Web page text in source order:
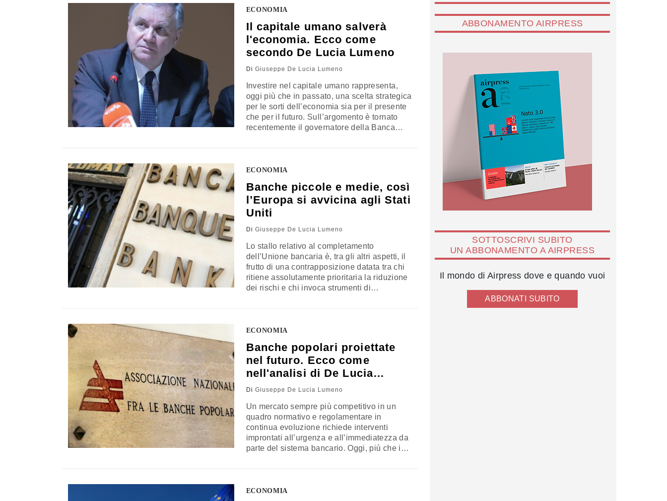
confini, avrebbe assicurato a livello globale
ECONOMIA
Il capitale umano salverà
l'economia. Ecco come
secondo De Lucia Lumeno
Di Giuseppe De Lucia Lumeno
Investire nel capitale umano rappresenta,
oggi più che in passato, una scelta strategica
per le sorti dell’economia sia per il presente
che per il futuro. Sull’argomento è tornato
recentemente il governatore della Banca
finanza, mitigandone però gli effetti negativi"
ECONOMIA
Banche piccole e medie, così
l’Europa si avvicina agli Stati
Uniti
Di Giuseppe De Lucia Lumeno
Lo stallo relativo al completamento
dell’Unione bancaria è, tra gli altri aspetti, il
frutto di una contrapposizione datata tra chi
ritiene assolutamente prioritaria la riduzione
dei rischi e chi invoca strumenti di
era intervenuto il governatore della Banca
ECONOMIA
Banche popolari proiettate
nel futuro. Ecco come
nell'analisi di De Lucia
Lumeno
Di Giuseppe De Lucia Lumeno
Un mercato sempre più competitivo in un
quadro normativo e regolamentare in
continua evoluzione richiede interventi
improntati all’urgenza e all’immediatezza da
parte del sistema bancario. Oggi, più che in
istituto di credito, l’indispensabile condizione
ECONOMIA
ABBONAMENTO AIRPRESS
SOTTOSCRIVI SUBITO
UN ABBONAMENTO A AIRPRESS
Il mondo di Airpress dove e quando vuoi
ABBONATI SUBITO